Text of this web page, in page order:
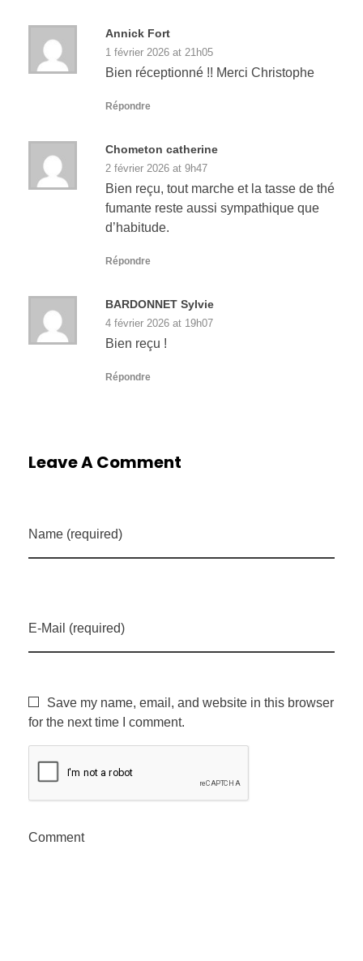
Annick Fort
1 février 2026 at 21h05
Bien réceptionné !! Merci Christophe
Répondre
Chometon catherine
2 février 2026 at 9h47
Bien reçu, tout marche et la tasse de thé
fumante reste aussi sympathique que
d’habitude.
Répondre
BARDONNET Sylvie
4 février 2026 at 19h07
Bien reçu !
Répondre
Leave A Comment
Name (required)
E-Mail (required)
Save my name, email, and website in this browser
for the next time I comment.
Comment